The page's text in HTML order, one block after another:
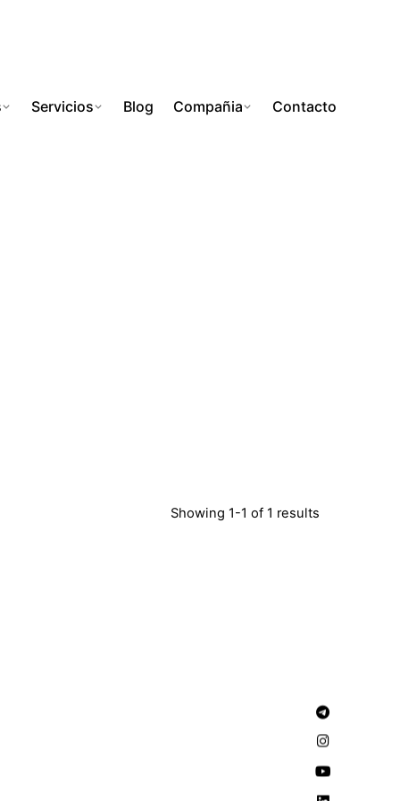
Servicios Blog Compañia Contacto
Showing 1-1 of 1 results